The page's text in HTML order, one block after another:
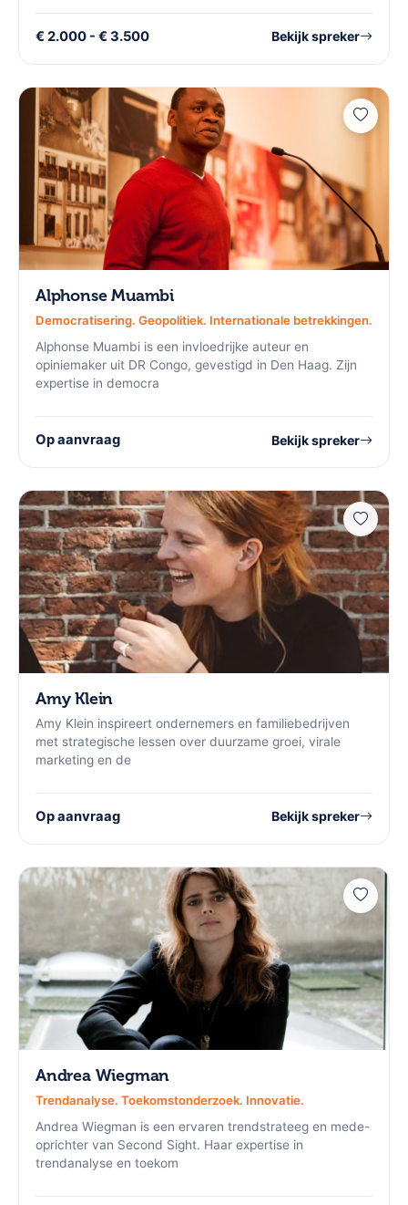
€ 2.000 - € 3.500 Bekijk spreker
Alphonse Muambi
Democratisering. Geopolitiek. Internationale betrekkingen.
Alphonse Muambi is een invloedrijke auteur en
opiniemaker uit DR Congo, gevestigd in Den Haag. Zijn
expertise in democra
Op aanvraag Bekijk spreker
Amy Klein
Amy Klein inspireert ondernemers en familiebedrijven
met strategische lessen over duurzame groei, virale
marketing en de
Op aanvraag Bekijk spreker
Andrea Wiegman
Trendanalyse. Toekomstonderzoek. Innovatie.
Andrea Wiegman is een ervaren trendstrateeg en mede-
oprichter van Second Sight. Haar expertise in
trendanalyse en toekom